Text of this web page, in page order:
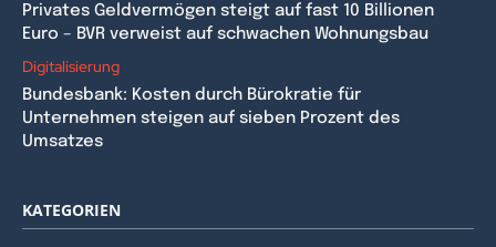
Privates Geldvermögen steigt auf fast 10 Billionen
Euro – BVR verweist auf schwachen Wohnungsbau
Digitalisierung
Bundesbank: Kosten durch Bürokratie für
Unternehmen steigen auf sieben Prozent des
Umsatzes
KATEGORIEN